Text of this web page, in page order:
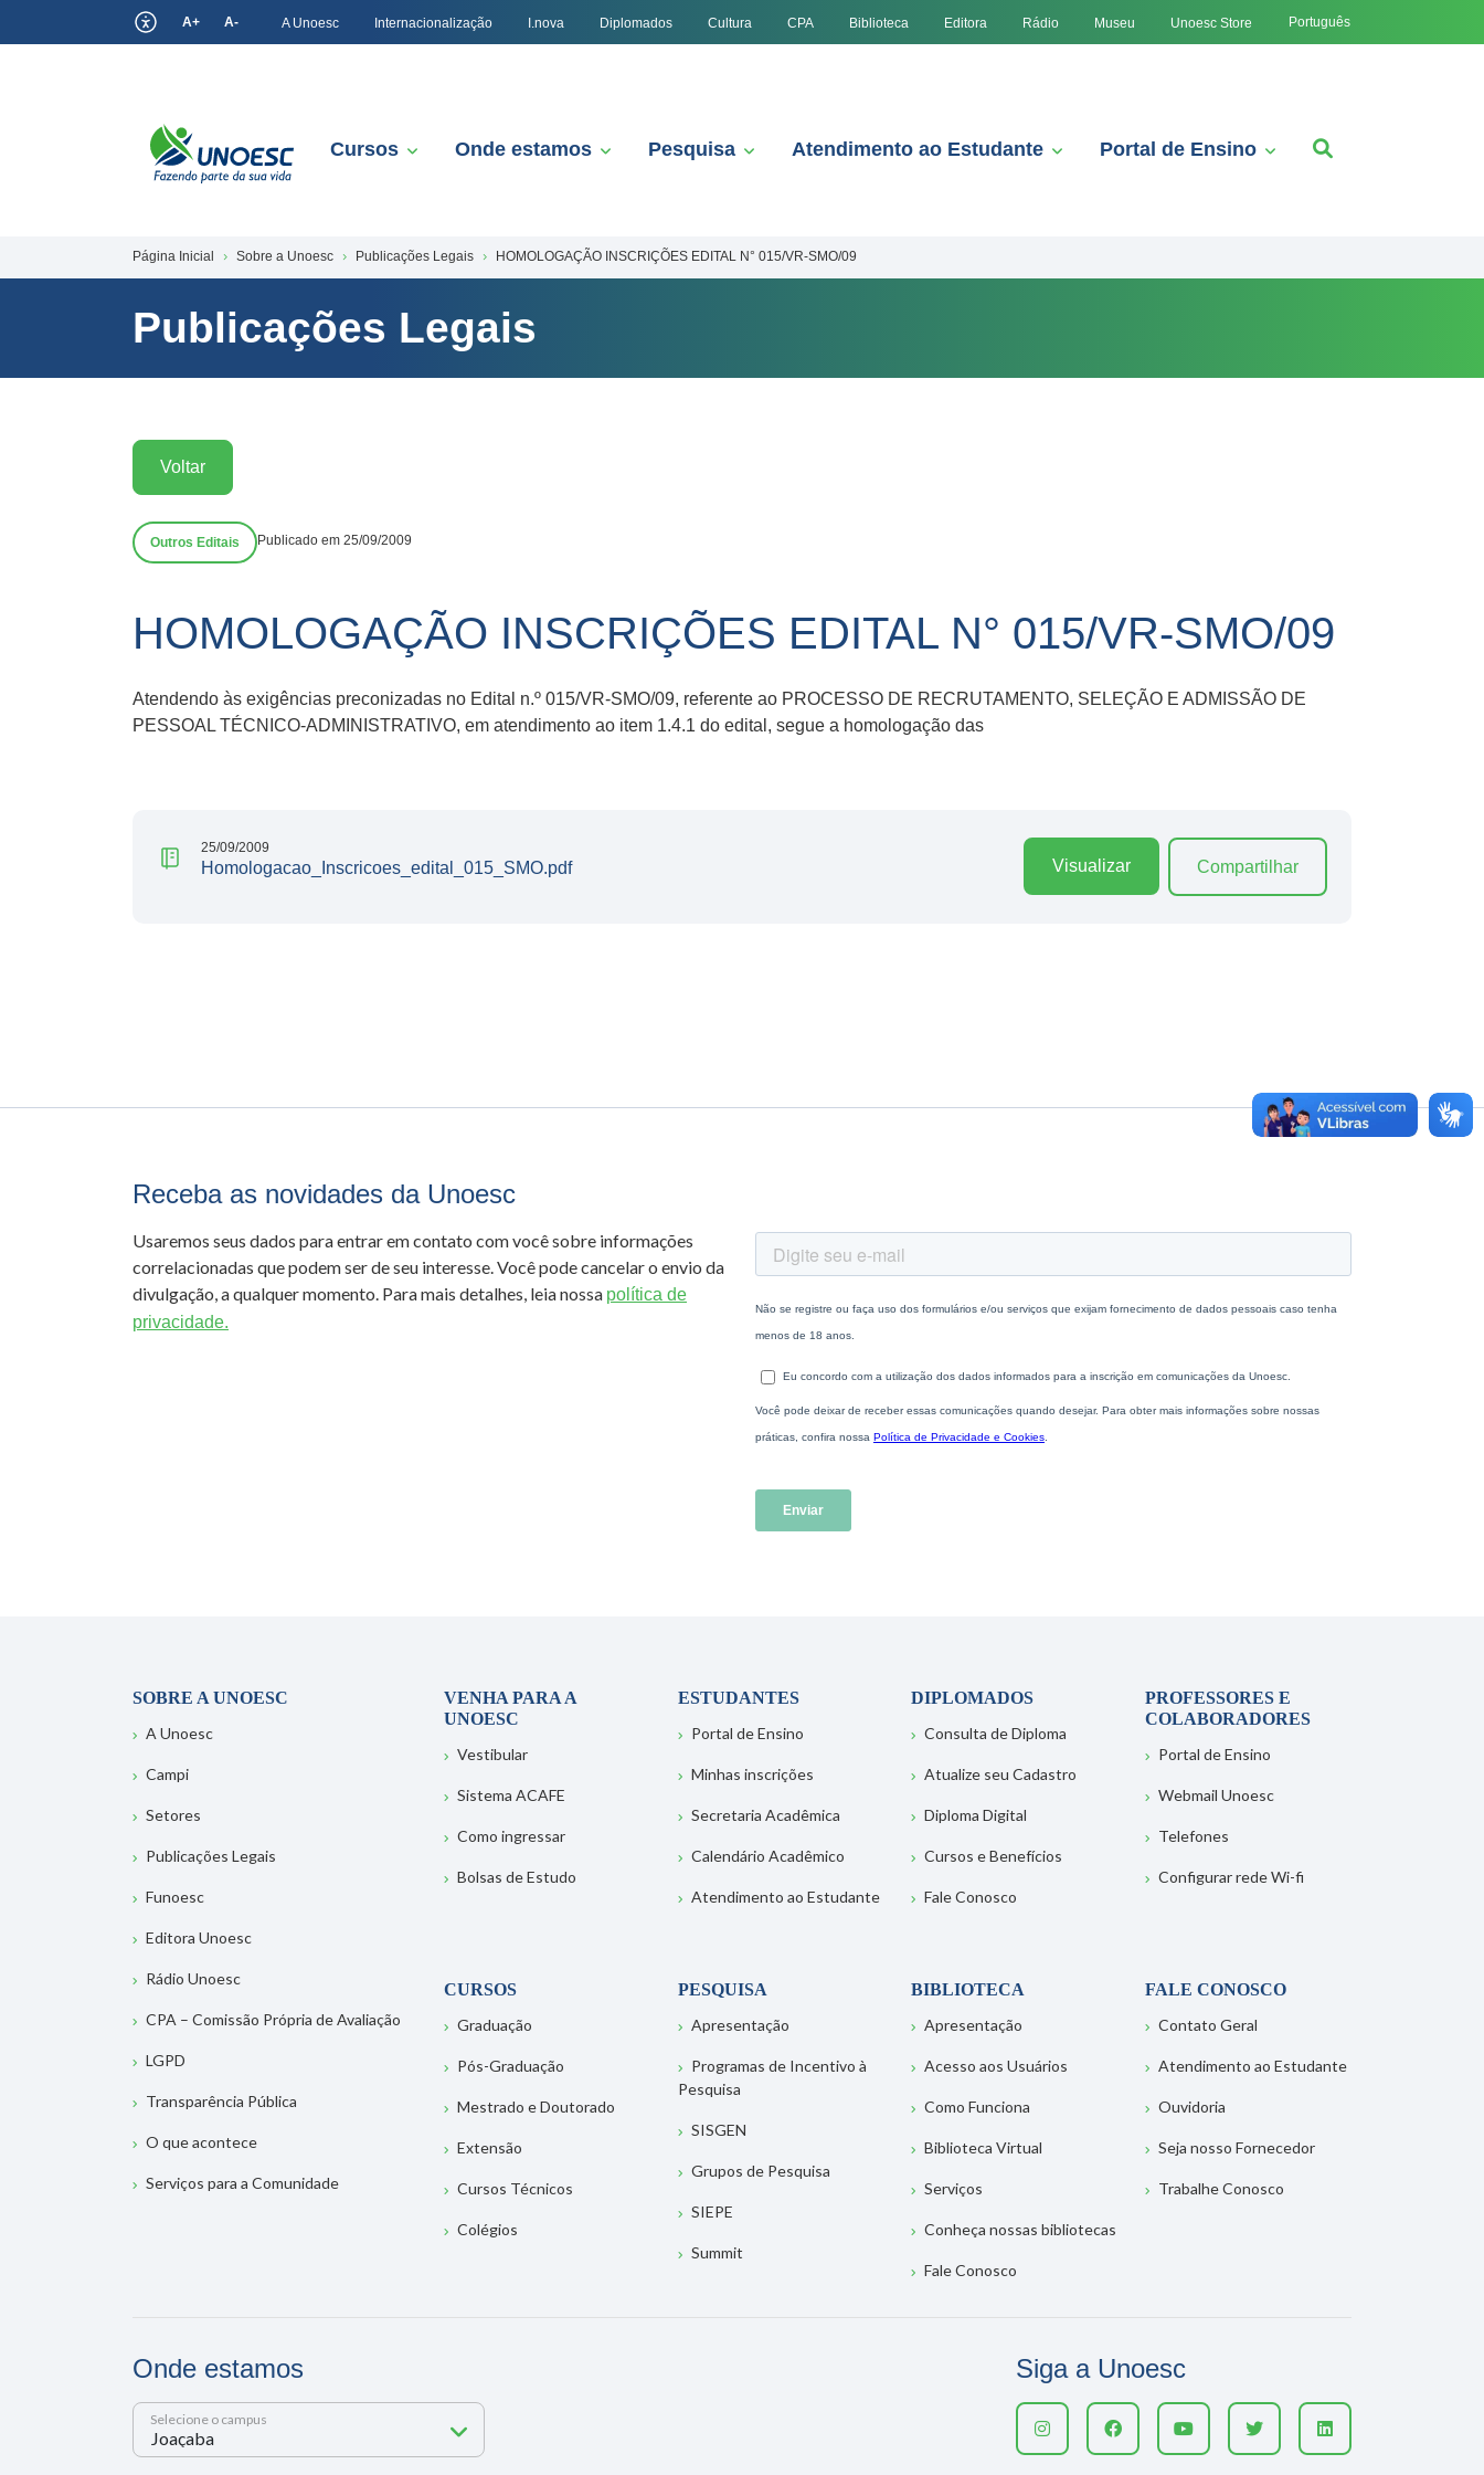
A+ A- A Unoesc Internacionalização I.nova Diplomados Cultura CPA Biblioteca Editora Rádio Museu Unoesc Store Português
Cursos Onde estamos Pesquisa Atendimento ao Estudante Portal de Ensino
Página Inicial Sobre a Unoesc Publicações Legais HOMOLOGAÇÃO INSCRIÇÕES EDITAL N° 015/VR-SMO/09
Publicações Legais
Voltar
Outros Editais Publicado em 25/09/2009
HOMOLOGAÇÃO INSCRIÇÕES EDITAL N° 015/VR-SMO/09
Atendendo às exigências preconizadas no Edital n.º 015/VR-SMO/09, referente ao PROCESSO DE RECRUTAMENTO, SELEÇÃO E ADMISSÃO DE
PESSOAL TÉCNICO-ADMINISTRATIVO, em atendimento ao item 1.4.1 do edital, segue a homologação das
25/09/2009
Homologacao_Inscricoes_edital_015_SMO.pdf Visualizar Compartilhar
Receba as novidades da Unoesc
Usaremos seus dados para entrar em contato com você sobre informações
correlacionadas que podem ser de seu interesse. Você pode cancelar o envio da
divulgação, a qualquer momento. Para mais detalhes, leia nossa política de
privacidade.
SOBRE A UNOESC
A Unoesc
Campi
Setores
Publicações Legais
Funoesc
Editora Unoesc
Rádio Unoesc
CPA – Comissão Própria de Avaliação
LGPD
Transparência Pública
O que acontece
Serviços para a Comunidade
VENHA PARA A
UNOESC
Vestibular
Sistema ACAFE
Como ingressar
Bolsas de Estudo
ESTUDANTES
Portal de Ensino
Minhas inscrições
Secretaria Acadêmica
Calendário Acadêmico
Atendimento ao Estudante
DIPLOMADOS
Consulta de Diploma
Atualize seu Cadastro
Diploma Digital
Cursos e Benefícios
Fale Conosco
PROFESSORES E
COLABORADORES
Portal de Ensino
Webmail Unoesc
Telefones
Configurar rede Wi-fi
CURSOS
Graduação
Pós-Graduação
Mestrado e Doutorado
Extensão
Cursos Técnicos
Colégios
PESQUISA
Apresentação
Programas de Incentivo à
Pesquisa
SISGEN
Grupos de Pesquisa
SIEPE
Summit
BIBLIOTECA
Apresentação
Acesso aos Usuários
Como Funciona
Biblioteca Virtual
Serviços
Conheça nossas bibliotecas
Fale Conosco
FALE CONOSCO
Contato Geral
Atendimento ao Estudante
Ouvidoria
Seja nosso Fornecedor
Trabalhe Conosco
Onde estamos
Selecione o campus
Siga a Unoesc